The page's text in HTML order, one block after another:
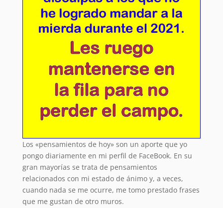
Los «pensamientos de hoy» son un aporte que yo
pongo diariamente en mi perfil de FaceBook. En su
gran mayorías se trata de pensamientos
relacionados con mi estado de ánimo y, a veces,
cuando nada se me ocurre, me tomo prestado frases
que me gustan de otro muros.